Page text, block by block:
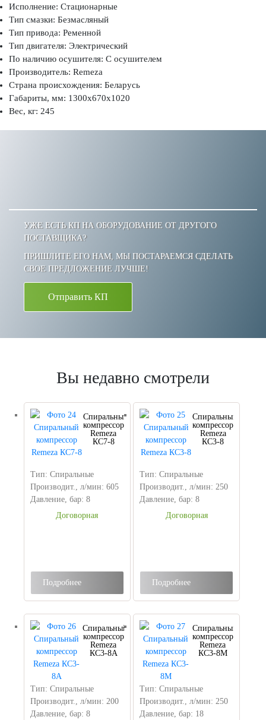
УЖЕ ЕСТЬ КП НА ОБОРУДОВАНИЕ ОТ ДРУГОГО
ПОСТАВЩИКА?
ПРИШЛИТЕ ЕГО НАМ, МЫ ПОСТАРАЕМСЯ СДЕЛАТЬ
СВОЕ ПРЕДЛОЖЕНИЕ ЛУЧШЕ!
Отправить КП
Исполнение: Стационарные
Тип смазки: Безмасляный
Тип привода: Ременной
Тип двигателя: Электрический
По наличию осушителя: С осушителем
Производитель: Remeza
Страна происхождения: Беларусь
Габариты, мм: 1300x670x1020
Вес, кг: 245
Вы недавно смотрели
Спиральный
компрессор
Remeza
КС7-8
Тип: Спиральные
Производит., л/мин: 605
Давление, бар: 8
Договорная
Подробнее
Спиральный
компрессор
Remeza
КС3-8
Тип: Спиральные
Производит., л/мин: 250
Давление, бар: 8
Договорная
Подробнее
Спиральный
компрессор
Remeza
КС3-8А
Тип: Спиральные
Производит., л/мин: 200
Давление, бар: 8
Спиральный
компрессор
Remeza
КС3-8М
Тип: Спиральные
Производит., л/мин: 250
Давление, бар: 18